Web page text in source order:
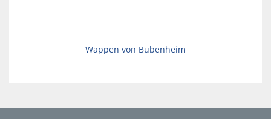
Wappen von Bubenheim